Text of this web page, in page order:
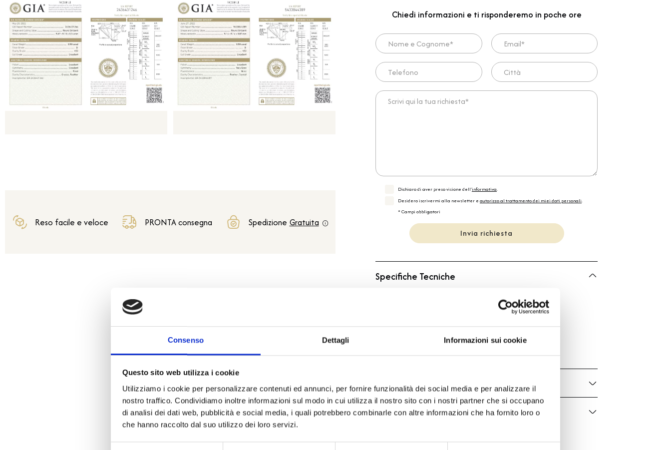
Consenso Dettagli Informazioni sui cookie
Questo sito web utilizza i cookie
Utilizziamo i cookie per personalizzare contenuti ed annunci, per fornire funzionalità dei social media e per analizzare il
nostro traffico. Condividiamo inoltre informazioni sul modo in cui utilizza il nostro sito con i nostri partner che si occupano
di analisi dei dati web, pubblicità e social media, i quali potrebbero combinarle con altre informazioni che ha fornito loro o
che hanno raccolto dal suo utilizzo dei loro servizi.
Reso facile e veloce PRONTA consegna Spedizione Gratuita
Chiedi informazioni e ti risponderemo in poche ore
Nome e Cognome* Email*
Telefono Città
Scrivi qui la tua richiesta*
Dichiaro di aver preso visione dell'informativa.
Desidero iscrivermi alla newsletter e autorizzo al trattamento dei miei dati personali.
* Campi obbligatori
Invia richiesta
Specifiche Tecniche
Bartorelli Italian Jewels
Donna / Bambina
Descrizione
Pietre preziose